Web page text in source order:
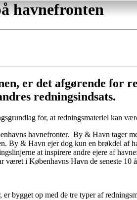
havnefronten
er det afgørende
redningsindsats.
for, at redningsmateriel kan
havnefronter. By & Havn tager
By & Havn ejer dog kun en brøkdel af
at inspirere andre ejere af
i Københavns Havn de seneste 10
, er bygget op med de tre typer af